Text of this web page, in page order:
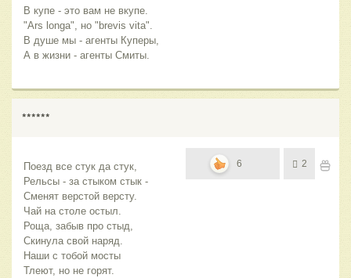
В купе - это вам не вкупе.
"Ars longa", но "brevis vita".
В душе мы - агенты Куперы,
А в жизни - агенты Смиты.
******
Поезд все стук да стук,
Рельсы - за стыком стык -
Сменят верстой версту.
Чай на столе остыл.
Роща, забыв про стыд,
Скинула свой наряд.
Наши с тобой мосты
Тлеют, но не горят.
6 2